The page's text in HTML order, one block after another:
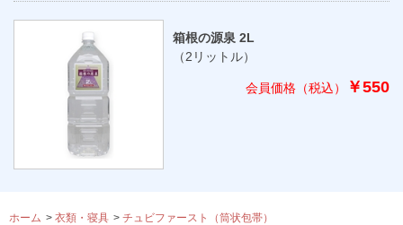
箱根の源泉 2L
（2リットル）
￥550
ホーム > 衣類・寝具 > チュビファースト（筒状包帯）